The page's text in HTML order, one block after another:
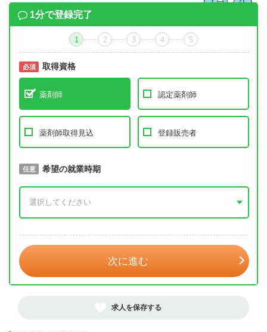
1分で登録完了
1 2 3 4 5
必須 取得資格
薬剤師 認定薬剤師
薬剤師取得見込 登録販売者
必須 取得予定年
任意 希望の就業時期
次に進む
求人を保存する